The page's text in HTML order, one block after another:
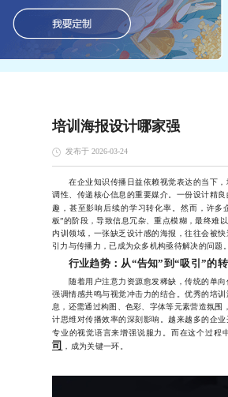
培训海报设计哪家强
发布于 2026-03-24
在企业知识传播日益依赖视觉表达的当下，
调性、传递核心信息的重要媒介。一份设计精
趣，甚至影响后续的学习转化率。然而，许多
板”的阶段，导致信息冗杂、重点模糊，最终难
内训领域，一张缺乏设计感的海报，往往会被
引力与传播力，已成为众多机构亟待解决的问题
行业趋势：从“告知”到“吸引”的
随着用户注意力资源愈发稀缺，传统的单向
强调情感共鸣与视觉冲击力的结合。优秀的培
息，还需通过构图、色彩、字体等元素营造氛围
计思维对传播效率的深刻影响。越来越多的企
专业的视觉语言来增强说服力。而在这个过程
司 ，成为关键一环。